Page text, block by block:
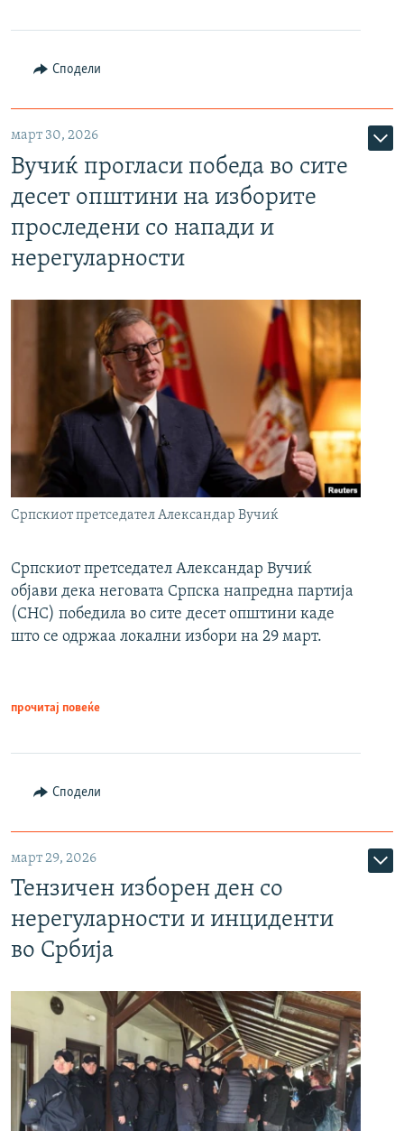
Сподели
март 30, 2026
Вучиќ прогласи победа во сите
десет општини на изборите
проследени со напади и
нерегуларности
Српскиот претседател Александар Вучиќ
Српскиот претседател Александар Вучиќ
објави дека неговата Српска напредна партија
(СНС) победила во сите десет општини каде
што се одржаа локални избори на 29 март.
прочитај повеќе
Сподели
март 29, 2026
Тензичен изборен ден со
нерегуларности и инциденти
во Србија